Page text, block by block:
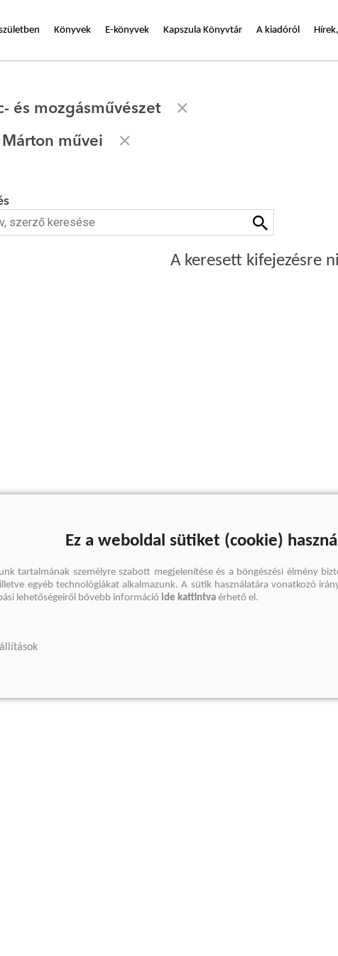
Könyvek E-könyvek Kapszula Könyvtár A kiadóról
és mozgásművészet
Márton művei
A keresett kifejezésre
Ez a weboldal sütiket (cookie) használ
tartalmának személyre szabott megjelenítése és a böngészési élmény
egyéb technológiákat alkalmazunk. A sütik használatára vonatkozó
lehetőségeiről bővebb információ ide kattintva érhető el.